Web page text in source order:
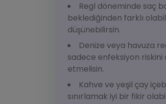
Regl döneminde saç
beklediğinden farklı
düşünebilirsin.
Denize veya havuza
sadece enfeksiyon
etmelisin.
Kahve ve yeşil çay
sınırlamak iyi bir fikir